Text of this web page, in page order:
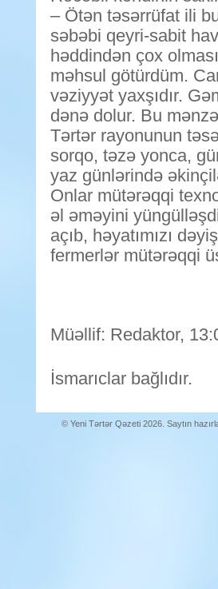
– Ötən təsərrüfat ili
səbəbi qeyri-sabit
həddindən çox
məhsul götürdüm.
vəziyyət yaxşıdır.
dənə dolur. Bu
Tərtər rayonunun
sorqo, təzə yonca,
yaz günlərində
Onlar mütərəqqi
əl əməyini
açıb, həyatımızı
fermerlər mütərəqqi
Müəllif: Redaktor,
İsmarıclar bağlıdır.
© Yeni Tərtər Qəzeti 2026. Saytın